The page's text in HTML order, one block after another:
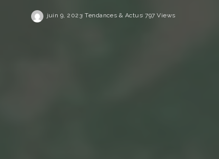
juin 9, 2023 Tendances & Actus 797 Views